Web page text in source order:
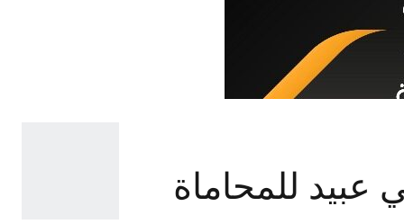
عبيد للمحاماة